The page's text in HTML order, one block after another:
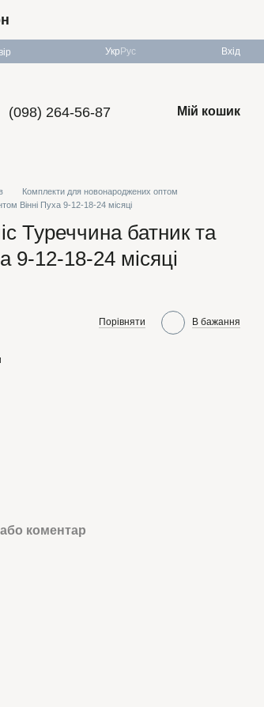
Укр Рус Вхід
(098) 264-56-87 Мій кошик
Комплекти для новонароджених оптом
Вінні Пуха 9-12-18-24 місяці
Туреччина батник та
9-12-18-24 місяці
Порівняти В бажання
коментар